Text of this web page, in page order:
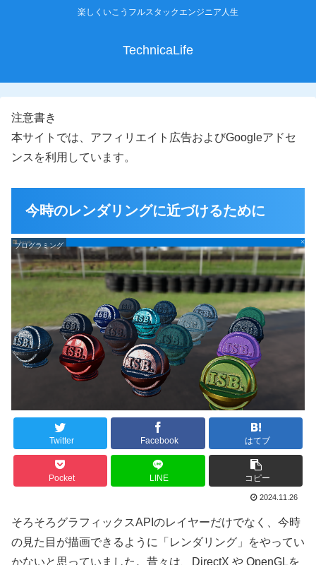
楽しくいこうフルスタックエンジニア人生
TechnicaLife
注意書き
本サイトでは、アフィリエイト広告およびGoogleアドセ
ンスを利用しています。
今時のレンダリングに近づけるために
プログラミング
Twitter Facebook はてブ
Pocket LINE コピー
2024.11.26
そろそろグラフィックスAPIのレイヤーだけでなく、今時
の見た目が描画できるように「レンダリング」をやってい
かないと思っていました。昔々は、DirectX や OpenGLを